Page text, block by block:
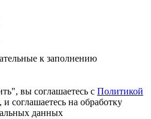
к заполнению
вы соглашаетесь с Политикой
, и соглашаетесь на обработку
данных